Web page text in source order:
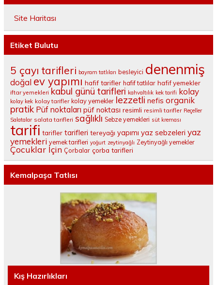
Site Haritası
Etiket Bulutu
5 çayı tarifleri bayram tatlıları besleyici denenmiş
doğal ev yapımı hafif tarifler hafif tatlılar hafif yemekler
iftar yemekleri kabul günü tarifleri kahvaltılık kek tarifi kolay
kolay kek kolay tarifler kolay yemekler lezzetli nefis organik
pratik Püf noktaları püf noktası resimli resimli tarifler Reçeller
Salatalar salata tarifleri sağlıklı Sebze yemekleri süt kreması
tarifi tarifler tarifleri tereyağı yapımı yaz sebzeleri yaz
yemekleri yemek tarifleri yoğurt zeytinyağlı Zeytinyağlı yemekler
Çocuklar İçin Çorbalar çorba tarifleri
Kemalpaşa Tatlısı
Kış Hazırlıkları